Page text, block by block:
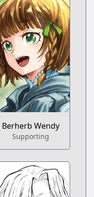
Berherb Wendy
Supporting